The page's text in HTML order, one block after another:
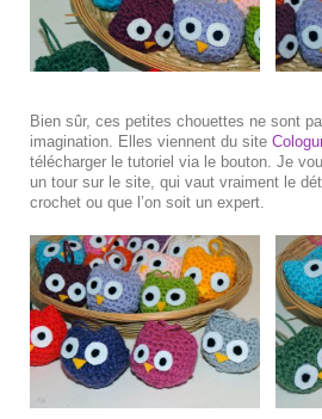
Bien sûr, ces petites chouettes ne sont
imagination. Elles viennent du site
télécharger le tutoriel via le bouton. Je
un tour sur le site, qui vaut vraiment le
crochet ou que l’on soit un expert.